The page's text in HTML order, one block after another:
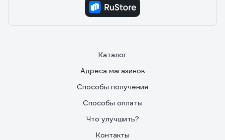
Каталог
Адреса магазинов
Способы получения
Способы оплаты
Что улучшить?
Контакты